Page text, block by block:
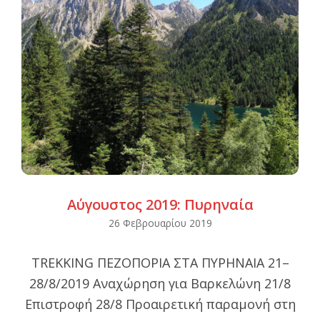
Αύγουστος 2019: Πυρηναία
26
26 Φεβρουαρίου 2019
TREKKING ΠΕΖΟΠΟΡΙΑ ΣΤΑ ΠΥΡΗΝΑΙΑ 21–
28/8/2019 Αναχώρηση για Βαρκελώνη 21/8
Επιστροφή 28/8 Προαιρετική παραμονή στη